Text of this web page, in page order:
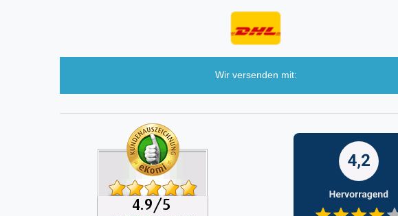
Wir versenden mit: